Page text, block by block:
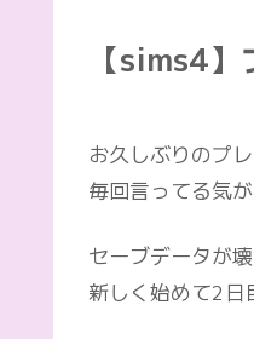
【sims4
お久しぶりのプレ
毎回言ってる気が
セーブデータが
新しく始めて2日